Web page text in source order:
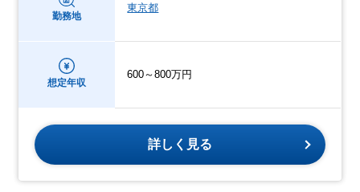
勤務地
東京都
想定年収
600～800万円
詳しく見る